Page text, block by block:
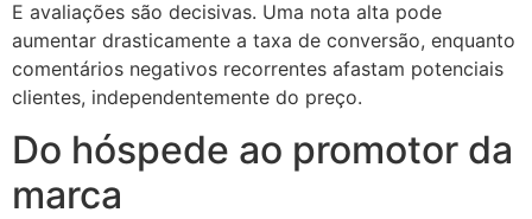
E avaliações são decisivas. Uma nota alta pode
aumentar drasticamente a taxa de conversão, enquanto
comentários negativos recorrentes afastam potenciais
clientes, independentemente do preço.
Do hóspede ao promotor da
marca